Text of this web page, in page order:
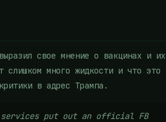
свое мнение о вакцинах и их
слишком много жидкости и что это
в адрес Трампа.
services put out an official FB